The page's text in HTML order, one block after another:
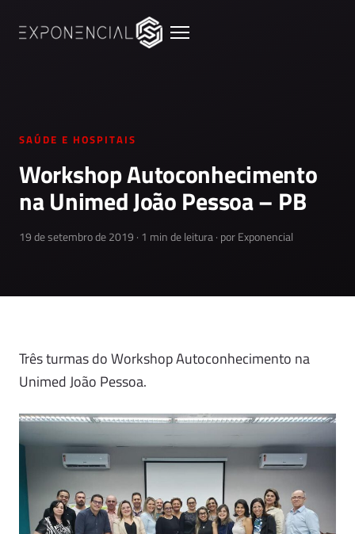
SAÚDE E HOSPITAIS
Workshop Autoconhecimento
na Unimed João Pessoa – PB
19 de setembro de 2019 · 1 min de leitura · por Exponencial
Três turmas do Workshop Autoconhecimento na
Unimed João Pessoa.